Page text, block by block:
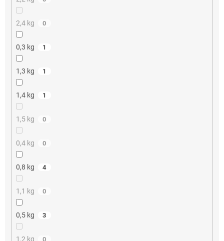
2,4 kg 0
0,3 kg 1
1,3 kg 1
1,4 kg 1
1,5 kg 0
0,4 kg 0
0,8 kg 4
1,1 kg 0
0,5 kg 3
1,2 kg 0